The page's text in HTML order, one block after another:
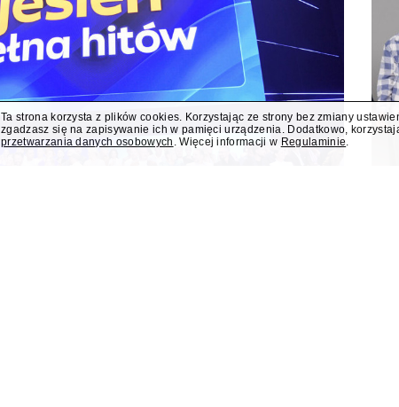
Ta strona korzysta z plików cookies. Korzystając ze strony bez zmiany
zgadzasz się na zapisywanie ich w pamięci urządzenia. Dodatkowo,
przetwarzania danych osobowych . Więcej informacji w Regulaminie.